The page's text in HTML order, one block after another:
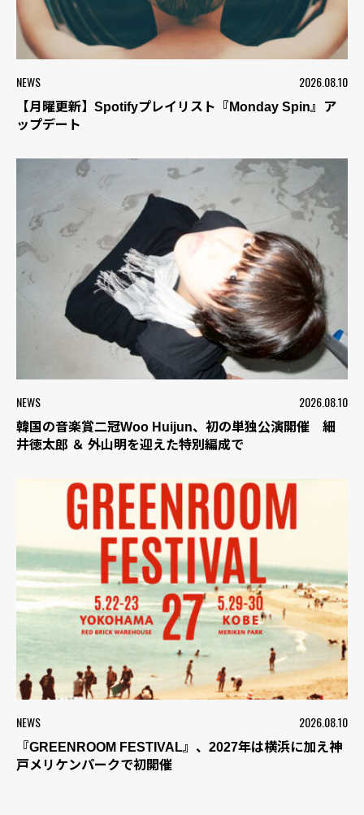
NEWS 2026.08.10
【月曜更新】Spotifyプレイリスト『Monday Spin』ア
ップデート
NEWS 2026.08.10
韓国の音楽賞二冠Woo Huijun、初の単独公演開催 細
井徳太郎 ＆ 外山明を迎えた特別編成で
NEWS 2026.08.10
『GREENROOM FESTIVAL』、2027年は横浜に加え神
戸メリケンパークで初開催